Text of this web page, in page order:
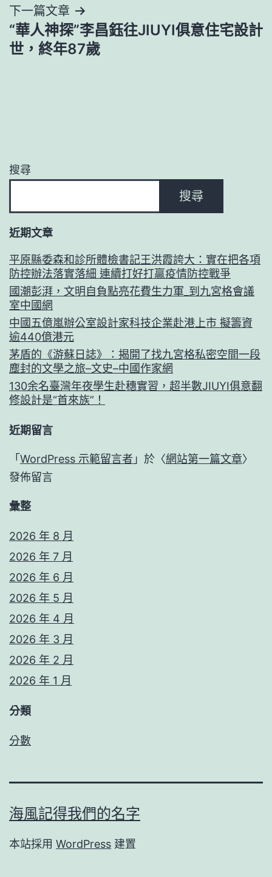
覽
下一篇文章
“華人神探”李昌鈺往JIUYI俱意住宅設計
世，終年87歲
搜尋
搜尋
近期文章
平原縣委森和診所體檢書記王洪霞誇大：實在把各項
防控辦法落實落細 連續打好打贏疫情防控戰爭
國潮彭湃，文明自負點亮花費生力軍_到九宮格會議
室中國網
中國五億嵐辦公室設計家科技企業赴港上市 擬籌資
逾440億港元
茅盾的《游蘇日誌》：揭開了找九宮格私密空間一段
塵封的文學之旅–文史–中國作家網
130余名臺灣年夜學生赴穗實習，超半數JIUYI俱意翻
修設計是“首來族”！
近期留言
「 WordPress 示範留言者 」於〈網站第一篇文章〉
發佈留言
彙整
2026 年 8 月
2026 年 7 月
2026 年 6 月
2026 年 5 月
2026 年 4 月
2026 年 3 月
2026 年 2 月
2026 年 1 月
分類
分數
海風記得我們的名字
本站採用 WordPress 建置